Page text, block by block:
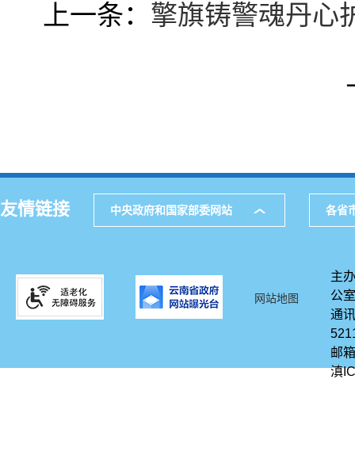
上一条： 擎旗铸警魂丹
友情链接 中央政府和国家部委网站 各省
网站地图
主
公室
通
邮
滇